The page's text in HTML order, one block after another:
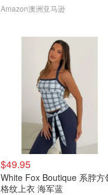
Amazon澳洲亚马逊
$49.95
White Fox Boutique 系脖方
格纹上衣 海军蓝